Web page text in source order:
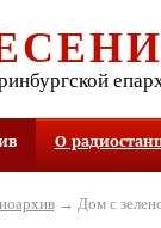
О
→ Дом с